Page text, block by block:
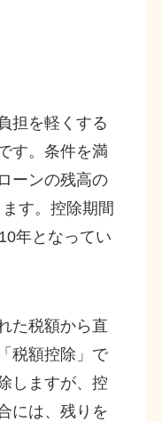
担を軽くする
す。条件を満
ーンの残高の
す。控除期間
年となってい
た税額から直
税額控除」で
しますが、控
には、残りを